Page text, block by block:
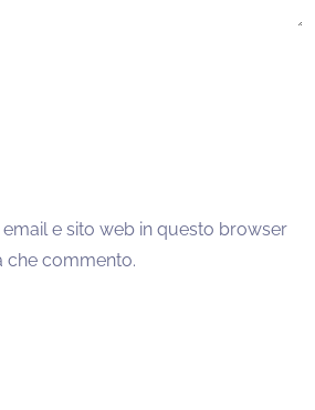
e sito web in questo browser
che commento.